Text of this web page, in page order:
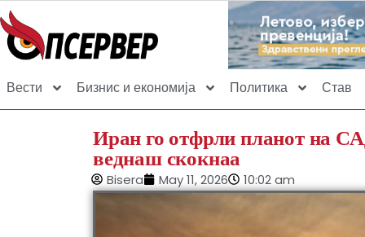
Вести Бизнис и економија Политика Став
Иран го отфрли планот на
веднаш скокнаа
Bisera May 11, 2026 10:02 am